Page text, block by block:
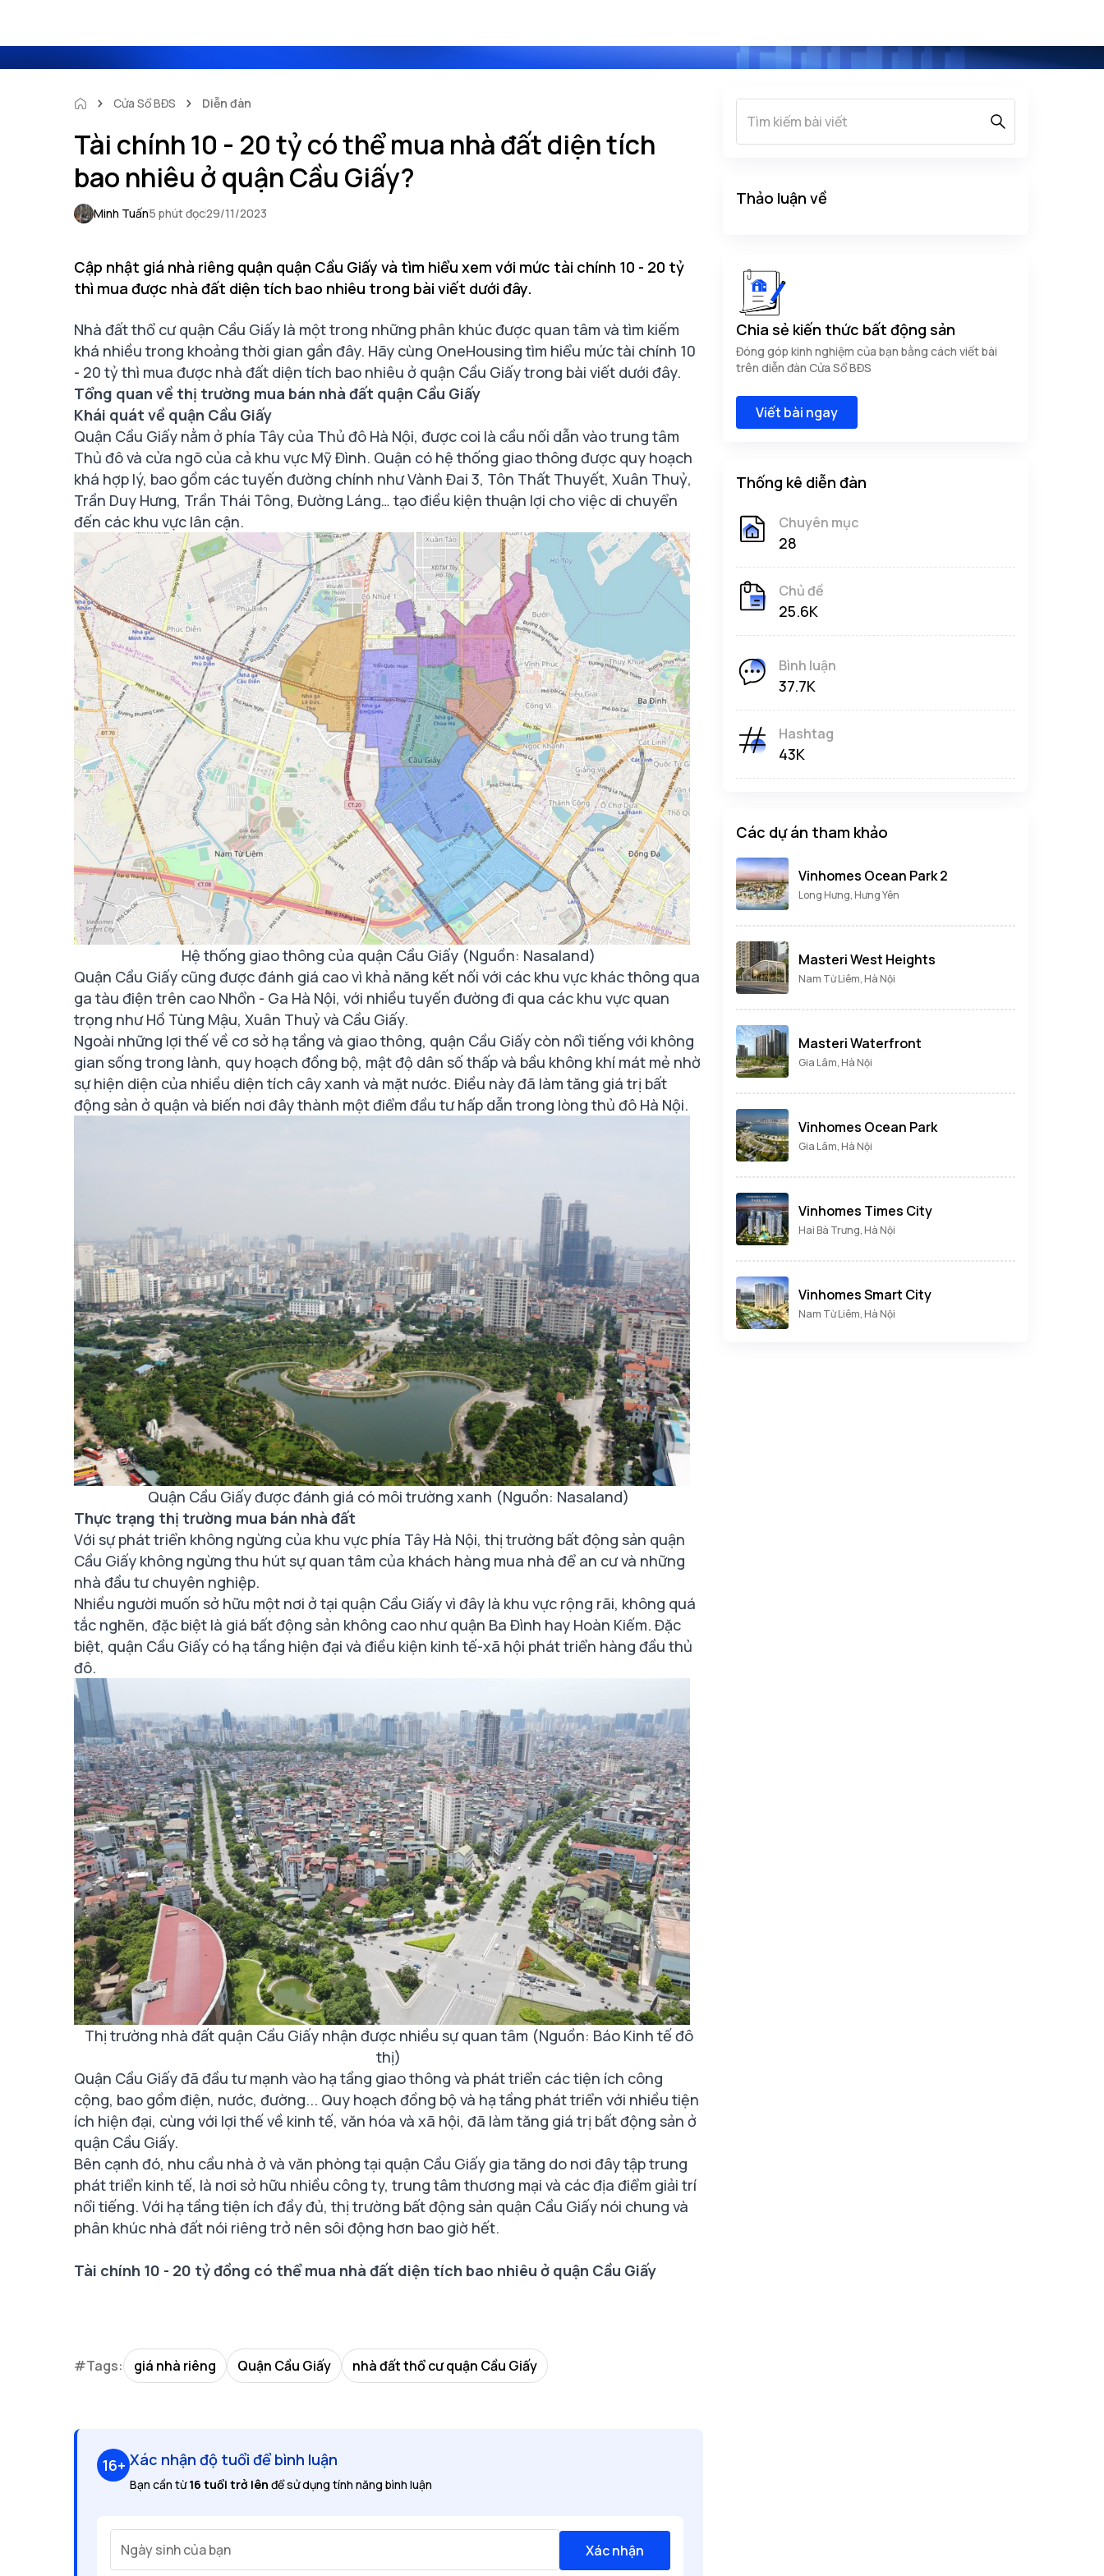
Cửa Sổ BĐS Diễn đàn
Tài chính 10 - 20 tỷ có thể mua nhà đất diện tích
bao nhiêu ở quận Cầu Giấy?
Minh Tuấn5 phút đọc29/11/2023
Cập nhật giá nhà riêng quận quận Cầu Giấy và tìm hiểu xem với mức tài chính 10 - 20 tỷ
thì mua được nhà đất diện tích bao nhiêu trong bài viết dưới đây.
Nhà đất thổ cư quận Cầu Giấy là một trong những phân khúc được quan tâm và tìm kiếm
khá nhiều trong khoảng thời gian gần đây. Hãy cùng OneHousing tìm hiểu mức tài chính 10
- 20 tỷ thì mua được nhà đất diện tích bao nhiêu ở quận Cầu Giấy trong bài viết dưới đây.
Tổng quan về thị trường mua bán nhà đất quận Cầu Giấy
Khái quát về quận Cầu Giấy
Quận Cầu Giấy nằm ở phía Tây của Thủ đô Hà Nội, được coi là cầu nối dẫn vào trung tâm
Thủ đô và cửa ngõ của cả khu vực Mỹ Đình. Quận có hệ thống giao thông được quy hoạch
khá hợp lý, bao gồm các tuyến đường chính như Vành Đai 3, Tôn Thất Thuyết, Xuân Thuỷ,
Trần Duy Hưng, Trần Thái Tông, Đường Láng… tạo điều kiện thuận lợi cho việc di chuyển
đến các khu vực lân cận.
Hệ thống giao thông của quận Cầu Giấy (Nguồn: Nasaland)
Quận Cầu Giấy cũng được đánh giá cao vì khả năng kết nối với các khu vực khác thông qua
ga tàu điện trên cao Nhổn - Ga Hà Nội, với nhiều tuyến đường đi qua các khu vực quan
trọng như Hồ Tùng Mậu, Xuân Thuỷ và Cầu Giấy.
Ngoài những lợi thế về cơ sở hạ tầng và giao thông, quận Cầu Giấy còn nổi tiếng với không
gian sống trong lành, quy hoạch đồng bộ, mật độ dân số thấp và bầu không khí mát mẻ nhờ
sự hiện diện của nhiều diện tích cây xanh và mặt nước. Điều này đã làm tăng giá trị bất
động sản ở quận và biến nơi đây thành một điểm đầu tư hấp dẫn trong lòng thủ đô Hà Nội.
Quận Cầu Giấy được đánh giá có môi trường xanh (Nguồn: Nasaland)
Thực trạng thị trường mua bán nhà đất
Với sự phát triển không ngừng của khu vực phía Tây Hà Nội, thị trường bất động sản quận
Cầu Giấy không ngừng thu hút sự quan tâm của khách hàng mua nhà để an cư và những
nhà đầu tư chuyên nghiệp.
Nhiều người muốn sở hữu một nơi ở tại quận Cầu Giấy vì đây là khu vực rộng rãi, không quá
tắc nghẽn, đặc biệt là giá bất động sản không cao như quận Ba Đình hay Hoàn Kiếm. Đặc
biệt, quận Cầu Giấy có hạ tầng hiện đại và điều kiện kinh tế-xã hội phát triển hàng đầu thủ
đô.
Thị trường nhà đất quận Cầu Giấy nhận được nhiều sự quan tâm (Nguồn: Báo Kinh tế đô
thị)
Quận Cầu Giấy đã đầu tư mạnh vào hạ tầng giao thông và phát triển các tiện ích công
cộng, bao gồm điện, nước, đường... Quy hoạch đồng bộ và hạ tầng phát triển với nhiều tiện
ích hiện đại, cùng với lợi thế về kinh tế, văn hóa và xã hội, đã làm tăng giá trị bất động sản ở
quận Cầu Giấy.
Bên cạnh đó, nhu cầu nhà ở và văn phòng tại quận Cầu Giấy gia tăng do nơi đây tập trung
phát triển kinh tế, là nơi sở hữu nhiều công ty, trung tâm thương mại và các địa điểm giải trí
nổi tiếng. Với hạ tầng tiện ích đầy đủ, thị trường bất động sản quận Cầu Giấy nói chung và
phân khúc nhà đất nói riêng trở nên sôi động hơn bao giờ hết.
Tài chính 10 - 20 tỷ đồng có thể mua nhà đất diện tích bao nhiêu ở quận Cầu Giấy
#Tags: giá nhà riêng Quận Cầu Giấy nhà đất thổ cư quận Cầu Giấy
16+ Xác nhận độ tuổi để bình luận
Bạn cần từ16 tuổi trở lên để sử dụng tính năng bình luận
Ngày sinh của bạn Xác nhận
Thảo luận về
Chia sẻ kiến thức bất động sản
Đóng góp kinh nghiệm của bạn bằng cách viết bài
trên diễn đàn Cửa Sổ BĐS
Viết bài ngay
Thống kê diễn đàn
Chuyên mục
28
Chủ đề
25.6K
Bình luận
37.7K
Hashtag
43K
Các dự án tham khảo
Vinhomes Ocean Park 2
Long Hưng, Hưng Yên
Masteri West Heights
Nam Từ Liêm, Hà Nội
Masteri Waterfront
Gia Lâm, Hà Nội
Vinhomes Ocean Park
Gia Lâm, Hà Nội
Vinhomes Times City
Hai Bà Trưng, Hà Nội
Vinhomes Smart City
Nam Từ Liêm, Hà Nội